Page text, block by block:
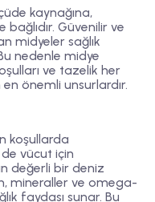
kaynağına,
bağlıdır. Güvenilir ve
midyeler sağlık
nedenle midye
ve tazelik her
önemli unsurlardır.
koşullarda
vücut için
değerli bir deniz
mineraller ve omega-
faydası sunar. Bu